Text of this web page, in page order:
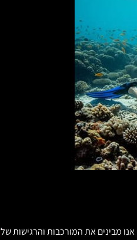
מבינים את המורכבות והרגישות של